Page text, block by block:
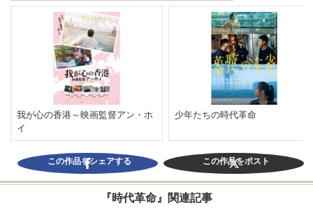
我が心の香港～映画監督アン・ホ
イ
少年たちの時代革命
この作品をシェアする この作品をポスト
『時代革命』関連記事